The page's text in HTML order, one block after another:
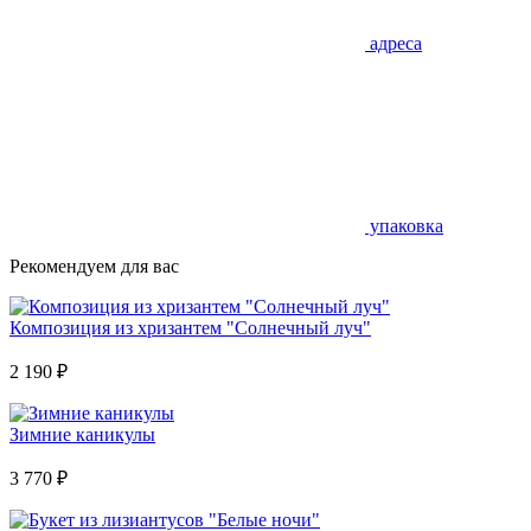
адреса
упаковка
Рекомендуем для вас
Композиция из хризантем "Солнечный луч"
2 190 ₽
Зимние каникулы
3 770 ₽